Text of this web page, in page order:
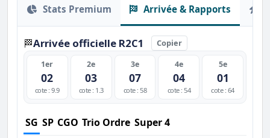
Stats Premium Arrivée & Rapports
🏁Arrivée officielle R2C1 Copier
1er
02
cote : 9.9
2e
03
cote : 1.3
3e
07
cote : 58
4e
04
cote : 54
5e
01
cote : 64
SG SP CGO Trio Ordre Super 4